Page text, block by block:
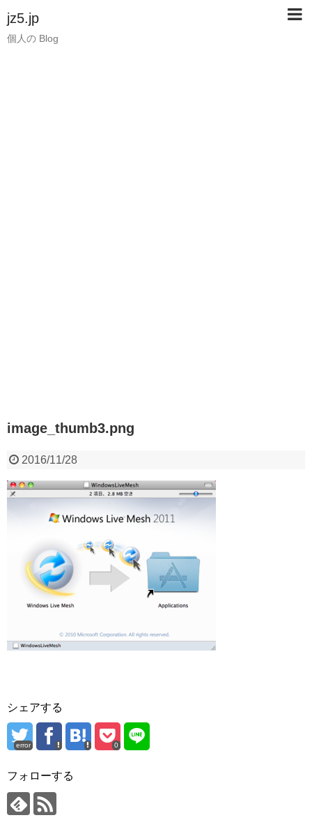
jz5.jp
個人の Blog
image_thumb3.png
2016/11/28
シェアする
error 0
フォローする